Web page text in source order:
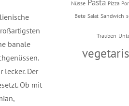
banale
lecker. Der
Ob mit
Nüsse
Pizza
Bete Salat Sandwich
Trauben